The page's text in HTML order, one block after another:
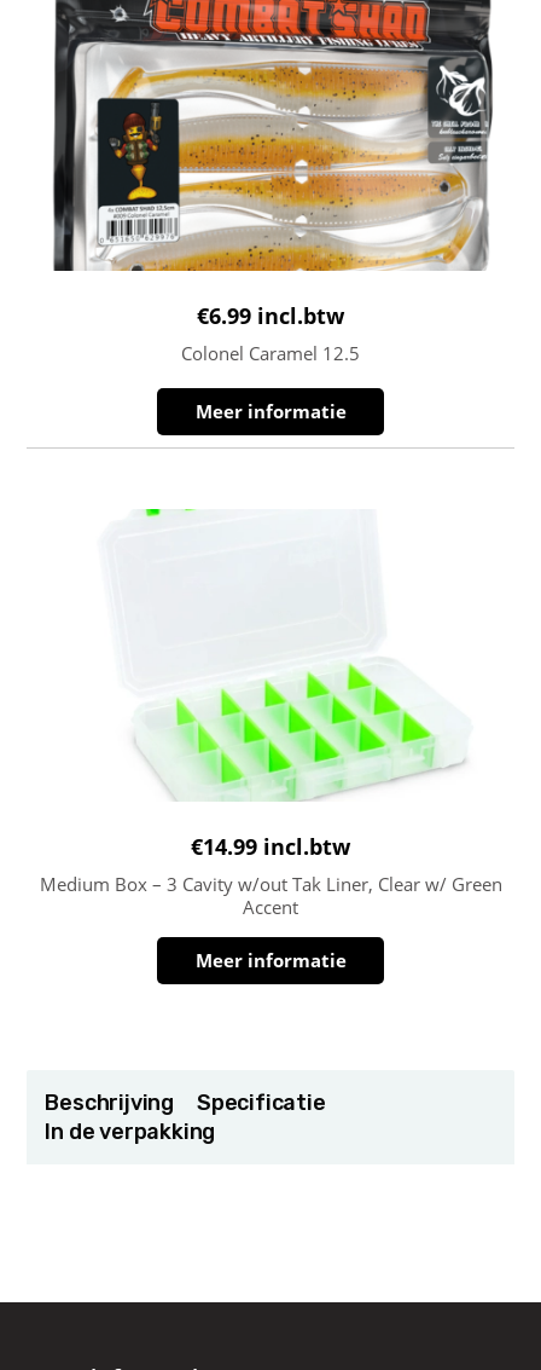
€6.99 incl.btw
Colonel Caramel 12.5
Meer informatie
€14.99 incl.btw
Medium Box – 3 Cavity w/out Tak Liner, Clear w/ Green
Accent
Meer informatie
Beschrijving
Specificatie
In de verpakking